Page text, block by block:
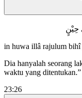
حِيْنٍ
in huwa illâ rajulum bihî
Dia hanyalah seorang
waktu yang ditentukan.”
23:26